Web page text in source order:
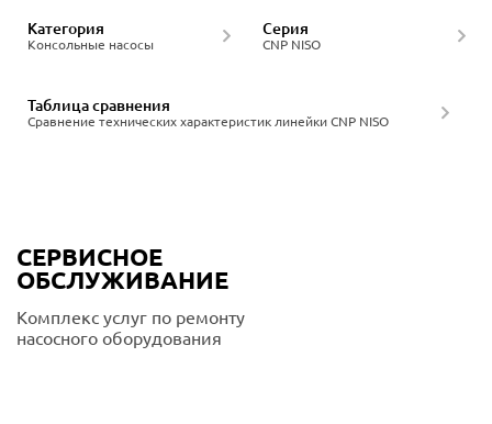
Консольные насосы
Категория
CNP NISO
Серия
Сравнение технических характеристик линейки CNP NISO
Таблица сравнения
СЕРВИСНОЕ
ОБСЛУЖИВАНИЕ
Комплекс услуг по ремонту
насосного оборудования